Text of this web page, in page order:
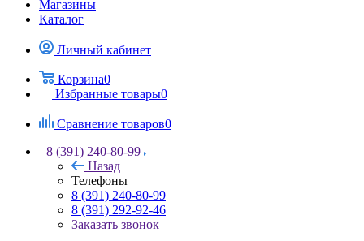
Магазины
Каталог
Личный кабинет
Корзина0
Избранные товары0
Сравнение товаров0
8 (391) 240-80-99
Назад
Телефоны
8 (391) 240-80-99
8 (391) 292-92-46
Заказать звонок